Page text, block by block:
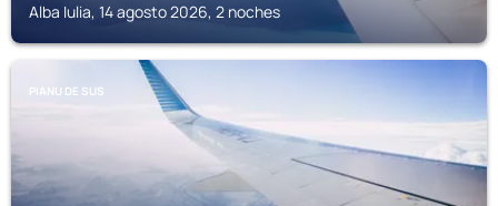
Alba Iulia, 14 agosto 2026, 2 noches
PIANU DE SUS